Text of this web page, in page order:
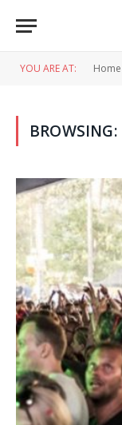
YOU ARE AT: Home
BROWSING: